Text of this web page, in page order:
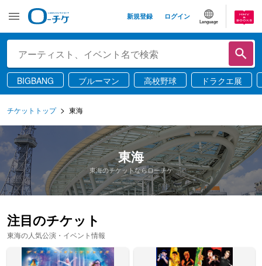
新規登録 ログイン
Language
BIGBANG ブルーマン 高校野球 ドラクエ展
チケットトップ 東海
東海
東海のチケットならローチケ
注目のチケット
東海の人気公演・イベント情報